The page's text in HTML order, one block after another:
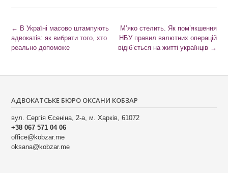
P
o
t
n
a
v
i
← В Україні масово штампують
адвокатів: як вибрати того, хто
реально допоможе
М’яко стелить. Як пом’якшення
НБУ правил валютних операцій
відіб’ється на житті українців →
АДВОКАТСЬКЕ БЮРО ОКСАНИ КОБЗАР
вул. Сергія Єсеніна, 2-а, м. Харків, 61072
+38 067 571 04 06
office@kobzar.me
oksana@kobzar.me